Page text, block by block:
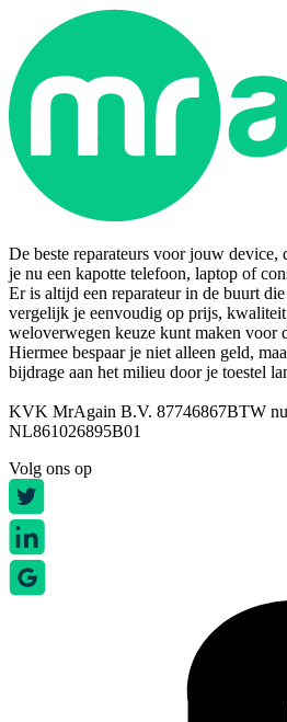
De beste reparateurs voor jouw
je nu een kapotte telefoon, laptop of
Er is altijd een reparateur in de buurt
vergelijk je eenvoudig op prijs,
weloverwegen keuze kunt maken voor
Hiermee bespaar je niet alleen geld,
bijdrage aan het milieu door je toestel
KVK MrAgain B.V. 87746867BTW
NL861026895B01
Volg ons op